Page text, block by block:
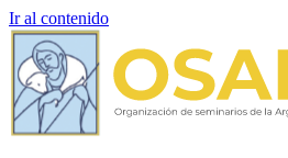
Ir al contenido